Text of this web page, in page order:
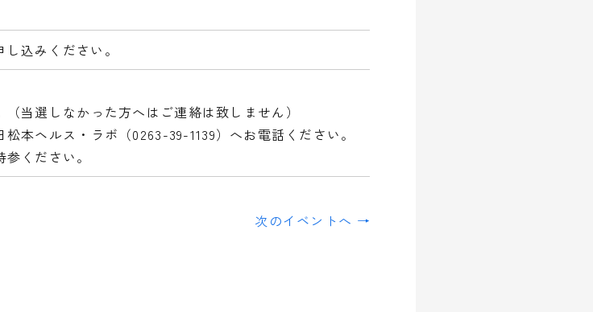
込みください。
当選しなかった方へはご連絡は致しません）
本ヘルス・ラボ（0263-39-1139）へお電話ください。
ください。
次のイベントへ →